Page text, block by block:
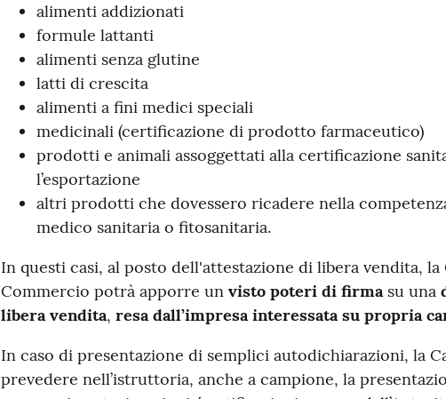
alimenti addizionati
formule lattanti
alimenti senza glutine
latti di crescita
alimenti a fini medici speciali
medicinali (certificazione di prodotto farmaceutico)
prodotti e animali assoggettati alla certificazione
l’esportazione
altri prodotti che dovessero ricadere nella
medico sanitaria o fitosanitaria.
In questi casi, al posto dell'attestazione di libera vendita, la
Commercio potrà apporre un visto poteri di firmasu una
libera vendita, resa dall’impresa interessata su propria
In caso di presentazione di semplici autodichiarazioni, la
prevedere nell’istruttoria, anche a campione, la